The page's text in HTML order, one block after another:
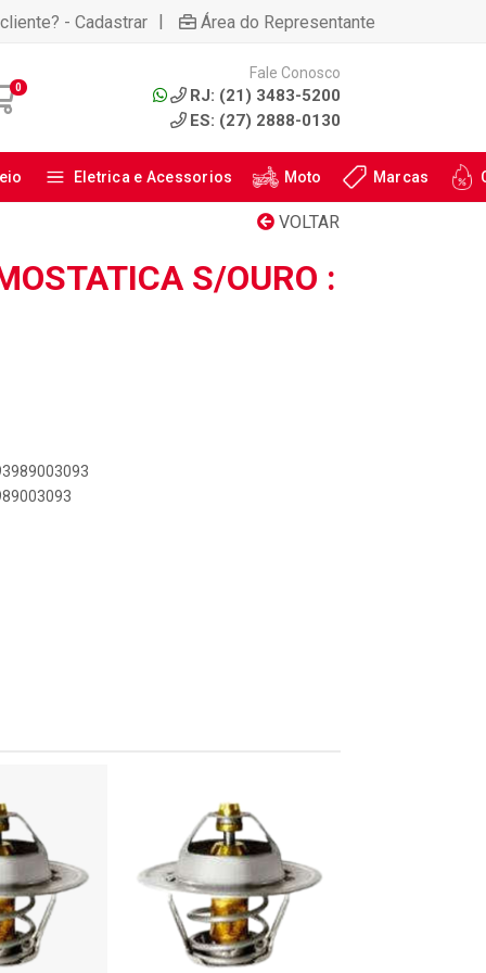
- Cadastrar | Área do Representante
0
Fale Conosco
RJ: (21) 3483-5200
ES: (27) 2888-0130
Eletrica e Acessorios Moto Marcas
VOLTAR
S/OURO :